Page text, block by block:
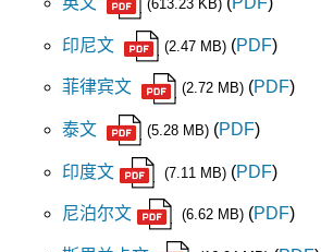
(613.23 KB)
印尼文 (2.47 MB)(PDF)
菲律宾文 (2.72 MB)(PDF)
泰文 (5.28 MB)(PDF)
印度文 (7.11 MB)(PDF)
尼泊尔文 (6.62 MB)(PDF)